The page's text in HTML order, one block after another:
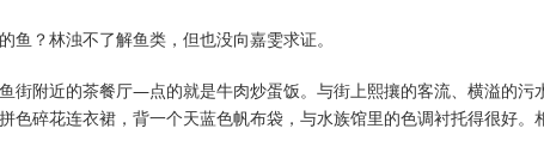
鱼？林浊不了解鱼类，但也没向嘉雯求证。
街附近的茶餐厅—点的就是牛肉炒蛋饭。与街上熙攘的客流、横溢的污
色碎花连衣裙，背一个天蓝色帆布袋，与水族馆里的色调衬托得很好。